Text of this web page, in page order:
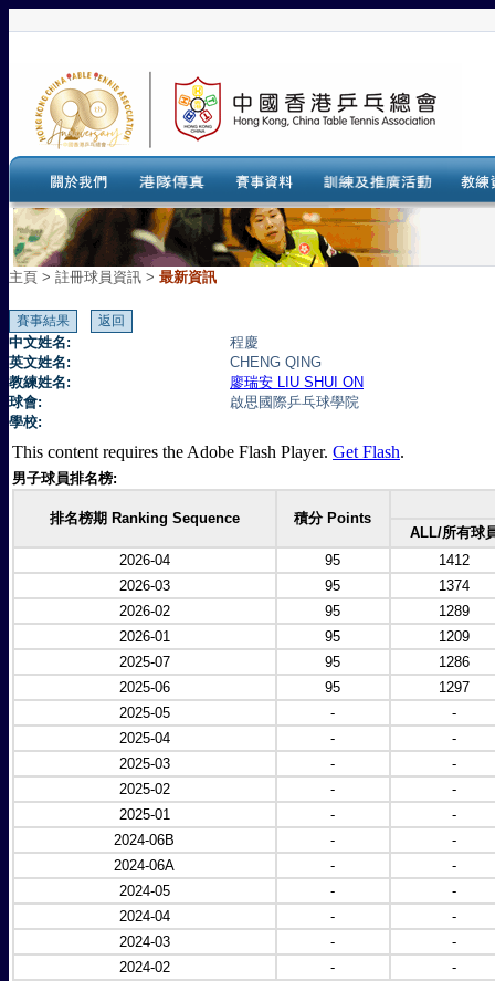
主頁 > 註冊球員資訊 > 最新資訊
中文姓名:
程慶
英文姓名:
CHENG QING
教練姓名:
廖瑞安 LIU SHUI ON
球會:
啟思國際乒乓球學院
學校:
This content requires the Adobe Flash Player. Get Flash.
男子球員排名榜:
排名榜期 Ranking Sequence
積分 Points
ALL/所有球
2026-04
95
1412
2026-03
95
1374
2026-02
95
1289
2026-01
95
1209
2025-07
95
1286
2025-06
95
1297
2025-05
-
-
2025-04
-
-
2025-03
-
-
2025-02
-
-
2025-01
-
-
2024-06B
-
-
2024-06A
-
-
2024-05
-
-
2024-04
-
-
2024-03
-
-
2024-02
-
-